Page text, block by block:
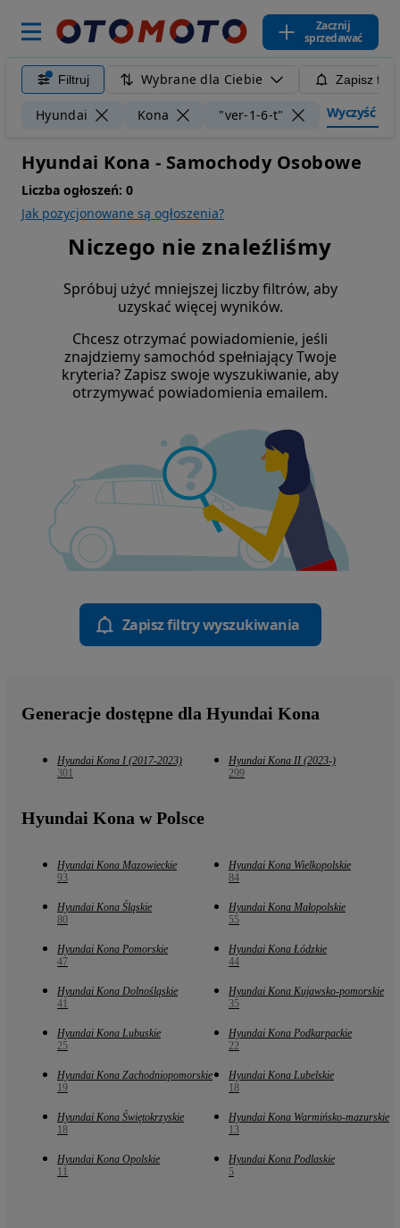
Zacznij
sprzedawać
Filtruj Wybrane dla Ciebie Zapisz
Hyundai Kona "ver-1-6-t" Wyczyść
Hyundai Kona - Samochody Osobowe
Liczba ogłoszeń: 0
Jak pozycjonowane są ogłoszenia?
Niczego nie znaleźliśmy
Spróbuj użyć mniejszej liczby filtrów, aby
uzyskać więcej wyników.
Chcesz otrzymać powiadomienie, jeśli
znajdziemy samochód spełniający Twoje
kryteria? Zapisz swoje wyszukiwanie, aby
otrzymywać powiadomienia emailem.
Zapisz filtry wyszukiwania
Generacje dostępne dla Hyundai Kona
Hyundai Kona I (2017-2023)
301
Hyundai Kona II (2023-)
299
Hyundai Kona w Polsce
Hyundai Kona Mazowieckie
93
Hyundai Kona Wielkopolskie
84
Hyundai Kona Śląskie
80
Hyundai Kona Małopolskie
55
Hyundai Kona Pomorskie
47
Hyundai Kona Łódzkie
44
Hyundai Kona Dolnośląskie
41
Hyundai Kona Kujawsko-pomorskie
35
Hyundai Kona Lubuskie
25
Hyundai Kona Podkarpackie
22
Hyundai Kona Zachodniopomorskie
19
Hyundai Kona Lubelskie
18
Hyundai Kona Świętokrzyskie
18
Hyundai Kona Warmińsko-mazurskie
13
Hyundai Kona Opolskie
11
Hyundai Kona Podlaskie
5